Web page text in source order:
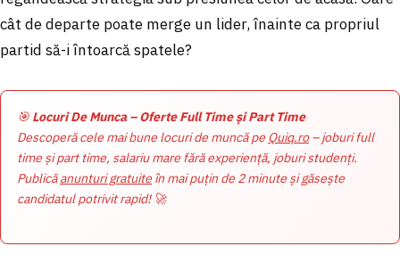
cât de departe poate merge un lider, înainte ca propriul
partid să-i întoarcă spatele?
🎯 Locuri De Munca – Oferte Full Time și Part Time
Descoperă cele mai bune locuri de muncă pe Quiq.ro– joburi full
time și part time, salariu mare fără experiență, joburi studenți.
Publicăanunturi gratuite în mai puțin de 2 minute și găsește
candidatul potrivit rapid! 🚀